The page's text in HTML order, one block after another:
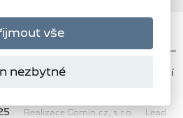
osobních údajů
Nastavení
Realizace Comin.cz, s.r.o. Lead
vše
nezbytné